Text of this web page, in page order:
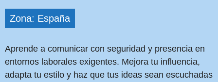
Zona: España
Aprende a comunicar con seguridad y presencia en
entornos laborales exigentes. Mejora tu influencia,
adapta tu estilo y haz que tus ideas sean escuchadas